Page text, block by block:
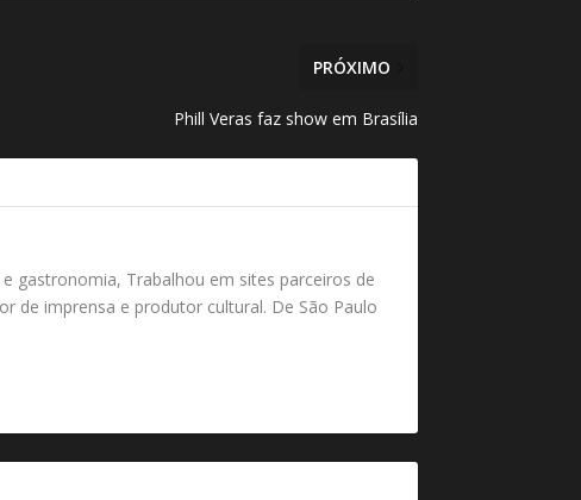
PRÓXIMO
Phill Veras faz show em Brasília
gastronomia, Trabalhou em sites parceiros de
de imprensa e produtor cultural. De São Paulo